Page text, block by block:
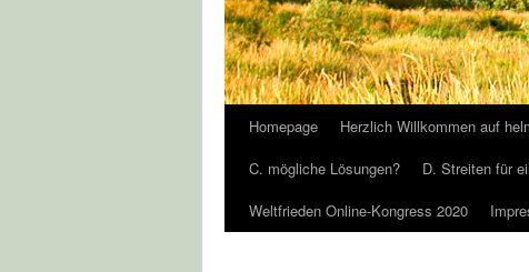
Homepage Herzlich Willkommen auf
C. mögliche Lösungen?
D. Streiten für
Weltfrieden Online-Kongress 2020